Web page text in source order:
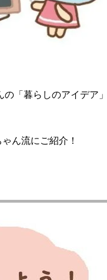
「暮らしのアイデア」
ん流にご紹介！